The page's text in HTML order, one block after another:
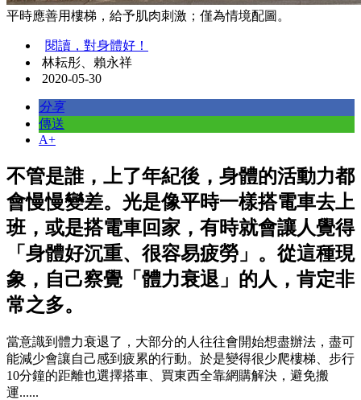
平時應善用樓梯，給予肌肉刺激；僅為情境配圖。
閱讀，對身體好！
林耘彤、賴永祥
2020-05-30
分享
傳送
A+
不管是誰，上了年紀後，身體的活動力都
會慢慢變差。光是像平時一樣搭電車去上
班，或是搭電車回家，有時就會讓人覺得
「身體好沉重、很容易疲勞」。從這種現
象，自己察覺「體力衰退」的人，肯定非
常之多。
當意識到體力衰退了，大部分的人往往會開始想盡辦法，盡可
能減少會讓自己感到疲累的行動。於是變得很少爬樓梯、步行
10分鐘的距離也選擇搭車、買東西全靠網購解決，避免搬
運......